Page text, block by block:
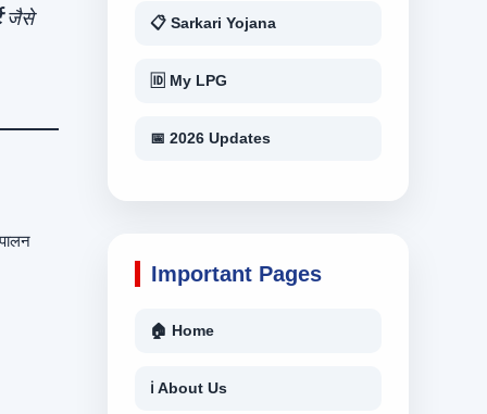
जैसे 📋 Sarkari Yojana
🆔 My LPG
📅 2026 Updates
Important Pages
🏠 Home
ℹ About Us